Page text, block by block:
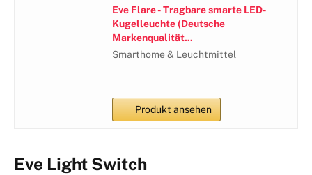
Eve Flare - Tragbare smarte LED-
Kugelleuchte (Deutsche
Markenqualität...
Smarthome & Leuchtmittel
Produkt ansehen
Eve Light Switch